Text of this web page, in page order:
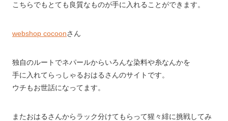
こちらでもとても良質なものが手に入れることができます。
webshop cocoonさん
独自のルートでネパールからいろんな染料や糸なんかを
手に入れてらっしゃるおはるさんのサイトです。
ウチもお世話になってます。
またおはるさんからラック分けてもらって猩々緋に挑戦してみ